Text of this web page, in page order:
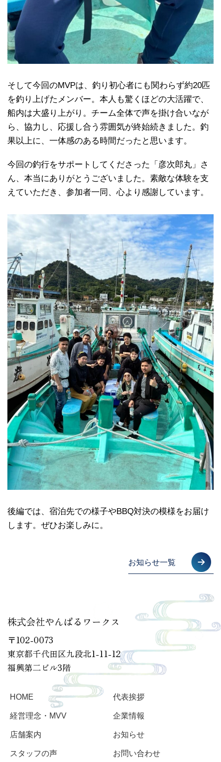
そして今回のMVPは、釣り初心者にも関わらず約20匹
を釣り上げたメンバー。本人も驚くほどの大活躍で、
船内は大盛り上がり。チーム全体で声を掛け合いなが
ら、協力し、応援し合う雰囲気が終始続きました。釣
果以上に、一体感のある時間だったと思います。
今回の釣行をサポートしてくださった「彦次郎丸」さ
ん、本当にありがとうございました。素敵な体験を支
えていただき、参加者一同、心より感謝しています。
後編では、宿泊先での様子やBBQ対決の模様をお届け
します。ぜひお楽しみに。
お知らせ一覧
株式会社やんばるワークス
〒102-0073
東京都千代田区九段北1-11-12
福興第二ビル3階
HOME 代表挨拶
経営理念・MVV 企業情報
店舗案内 お知らせ
スタッフの声 お問い合わせ